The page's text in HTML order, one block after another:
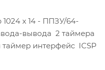
x 14 - ППЗУ/64-
вывода 2 таймера
интерфейс ICSP